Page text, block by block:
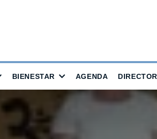
BIENESTAR AGENDA